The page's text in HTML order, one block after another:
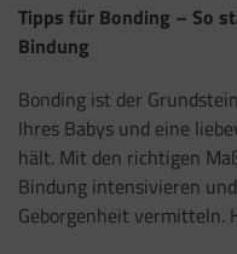
Tipps für Bonding – So
Bindung
Bonding ist der
Ihres Babys und eine
hält. Mit den richtigen
Bindung intensivieren
Geborgenheit vermitteln.